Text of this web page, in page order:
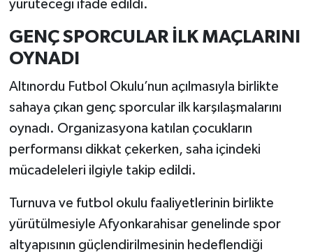
yürüteceği ifade edildi.
GENÇ SPORCULAR İLK MAÇLARINI
OYNADI
Altınordu Futbol Okulu’nun açılmasıyla birlikte
sahaya çıkan genç sporcular ilk karşılaşmalarını
oynadı. Organizasyona katılan çocukların
performansı dikkat çekerken, saha içindeki
mücadeleleri ilgiyle takip edildi.
Turnuva ve futbol okulu faaliyetlerinin birlikte
yürütülmesiyle Afyonkarahisar genelinde spor
altyapısının güçlendirilmesinin hedeflendiği